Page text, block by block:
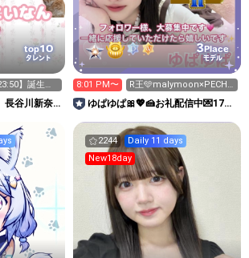
top10
タレント
】誕生日
ン🎂
長谷川新奈
3Place
モデル
8:01 PM〜
R王️🩵malymoon×PECHE
お礼配信🥰
ゆぱゆぱ🎀💖🍰お礼配信中💌17
2244
Daily 11 days
New18day